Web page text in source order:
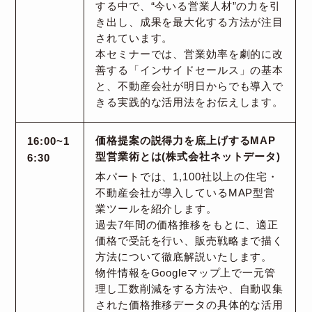
する中で、“今いる営業人材”の力を引
き出し、成果を最大化する方法が注目
されています。
本セミナーでは、営業効率を劇的に改
善する「インサイドセールス」の基本
と、不動産会社が明日からでも導入で
きる実践的な活用法をお伝えします。
16:00~1
6:30
価格提案の説得力を底上げするMAP
型営業術とは(株式会社ネットデータ)
本パートでは、1,100社以上の住宅・
不動産会社が導入しているMAP型営
業ツールを紹介します。
過去7年間の価格推移をもとに、適正
価格で受託を行い、販売戦略まで描く
方法について徹底解説いたします。
物件情報をGoogleマップ上で一元管
理し工数削減をする方法や、自動収集
された価格推移データの具体的な活用